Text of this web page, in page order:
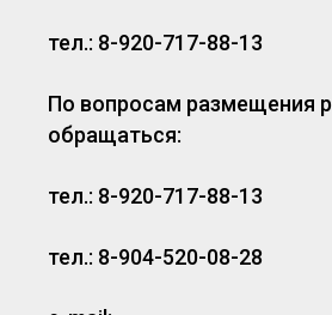
тел.: 8-920-717-88-13
По вопросам размещения
обращаться:
тел.: 8-920-717-88-13
тел.: 8-904-520-08-28